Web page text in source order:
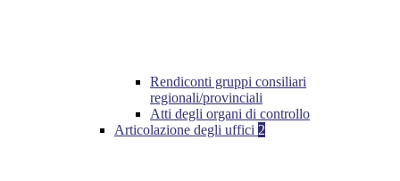
Rendiconti gruppi consiliari
regionali/provinciali
Atti degli organi di controllo
Articolazione degli uffici 2